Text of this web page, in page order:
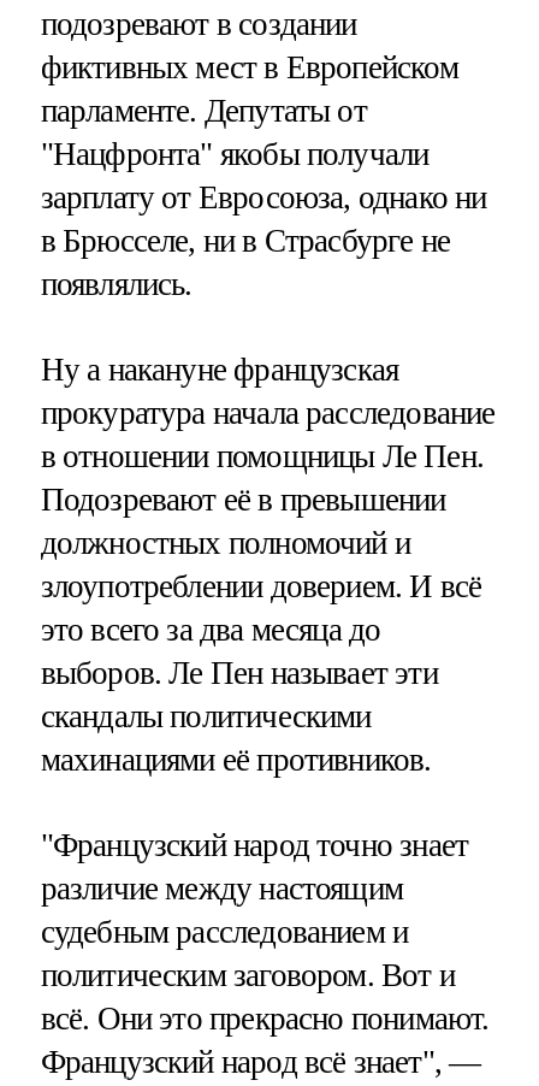
подозревают в создании
фиктивных мест в Европейском
парламенте. Депутаты от
"Нацфронта" якобы получали
зарплату от Евросоюза, однако ни
в Брюсселе, ни в Страсбурге не
появлялись.
Ну а накануне французская
прокуратура начала расследование
в отношении помощницы Ле Пен.
Подозревают её в превышении
должностных полномочий и
злоупотреблении доверием. И всё
это всего за два месяца до
выборов. Ле Пен называет эти
скандалы политическими
махинациями её противников.
"Французский народ точно знает
различие между настоящим
судебным расследованием и
политическим заговором. Вот и
всё. Они это прекрасно понимают.
Французский народ всё знает", —